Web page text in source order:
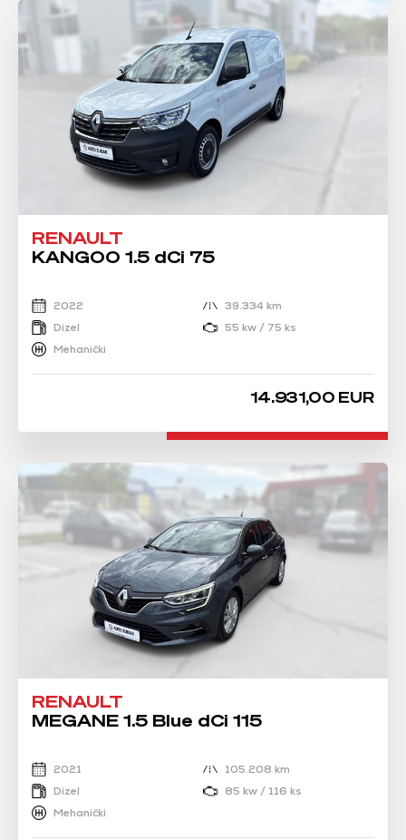
RENAULT
KANGOO 1.5 dCi 75
2022
39.334 km
Dizel
55 kw / 75 ks
Mehanički
14.931,00 EUR
RENAULT
MEGANE 1.5 Blue dCi 115
2021
105.208 km
Dizel
85 kw / 116 ks
Mehanički